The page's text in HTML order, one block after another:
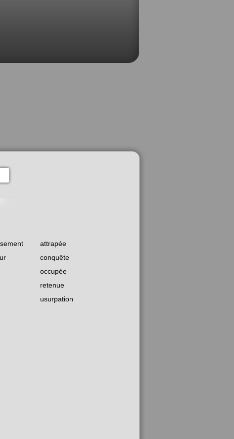
attrapée
conquête
occupée
retenue
usurpation